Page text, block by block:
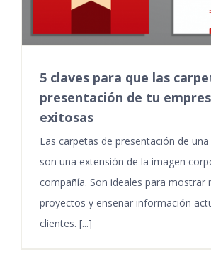
5 claves para que las
presentación de tu
exitosas
Las carpetas de presentación de
son una extensión de la imagen
compañía. Son ideales para mostrar
proyectos y enseñar información
clientes. [...]